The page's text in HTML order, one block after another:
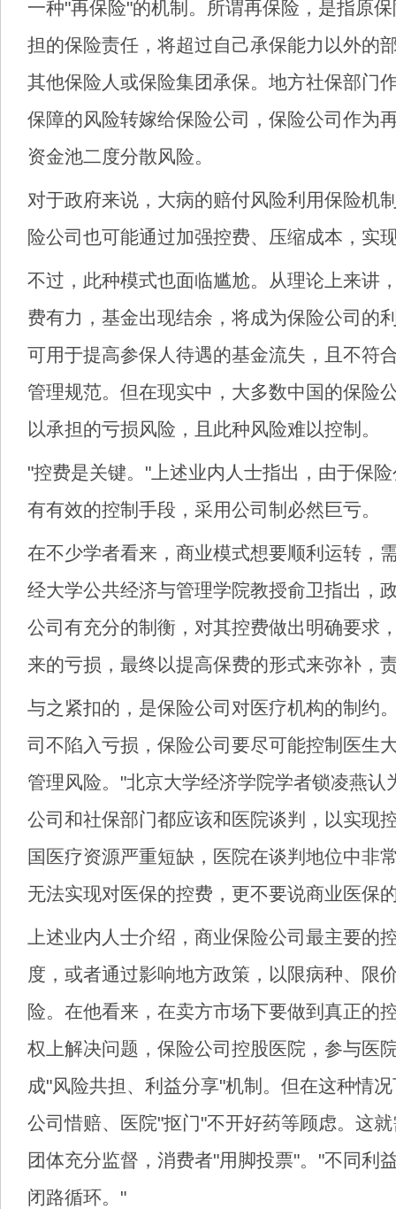
一种"再保险"的机制。所谓再保险，是指原
担的保险责任，将超过自己承保能力以外的
其他保险人或保险集团承保。地方社保部门
保障的风险转嫁给保险公司，保险公司作为
资金池二度分散风险。
对于政府来说，大病的赔付风险利用保险机
险公司也可能通过加强控费、压缩成本，实
不过，此种模式也面临尴尬。从理论上来讲
费有力，基金出现结余，将成为保险公司的
可用于提高参保人待遇的基金流失，且不符
管理规范。但在现实中，大多数中国的保险
以承担的亏损风险，且此种风险难以控制。
"控费是关键。"上述业内人士指出，由于保
有有效的控制手段，采用公司制必然巨亏。
在不少学者看来，商业模式想要顺利运转，
经大学公共经济与管理学院教授俞卫指出，
公司有充分的制衡，对其控费做出明确要求
来的亏损，最终以提高保费的形式来弥补，
与之紧扣的，是保险公司对医疗机构的制约
司不陷入亏损，保险公司要尽可能控制医生
管理风险。"北京大学经济学院学者锁凌燕认
公司和社保部门都应该和医院谈判，以实现
国医疗资源严重短缺，医院在谈判地位中非
无法实现对医保的控费，更不要说商业医保
上述业内人士介绍，商业保险公司最主要的
度，或者通过影响地方政策，以限病种、限
险。在他看来，在卖方市场下要做到真正的
权上解决问题，保险公司控股医院，参与医
成"风险共担、利益分享"机制。但在这种情
公司惜赔、医院"抠门"不开好药等顾虑。这
团体充分监督，消费者"用脚投票"。"不同利
闭路循环。"